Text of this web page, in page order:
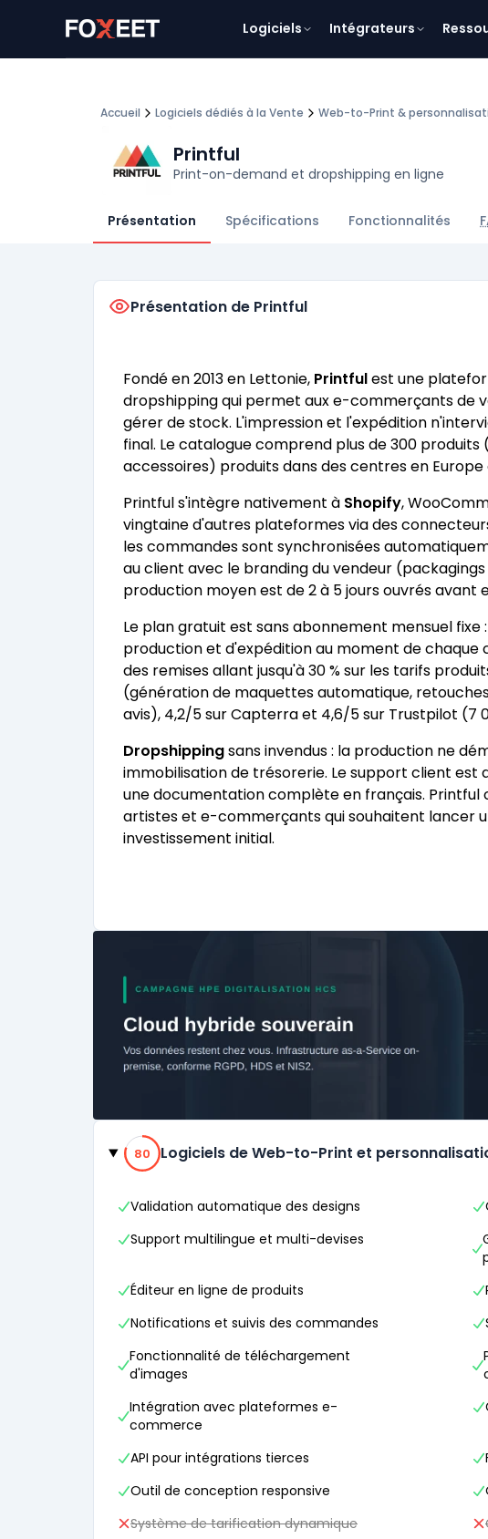
Logiciels Intégrateurs
Accueil Logiciels dédiés à la Vente Web-to-Print &
Printful
Print-on-demand et dropshipping en ligne
Présentation Spécifications Fonctionnalités
Présentation de Printful
Fondé en 2013 en Lettonie, Printfulest une
dropshipping qui permet aux e-commerçants de
gérer de stock. L'impression et l'expédition
final. Le catalogue comprend plus de 300
accessoires) produits dans des centres en Europe
Printful s'intègre nativement à Shopify,
vingtaine d'autres plateformes via des
les commandes sont synchronisées
au client avec le branding du vendeur
production moyen est de 2 à 5 jours ouvrés avant
Le plan gratuit est sans abonnement mensuel fixe
production et d'expédition au moment de
des remises allant jusqu'à 30 % sur les tarifs
(génération de maquettes automatique,
avis), 4,2/5 sur Capterra et 4,6/5 sur Trustpilot (7
Dropshippingsans invendus : la production ne
immobilisation de trésorerie. Le support client
une documentation complète en français. Printful
artistes et e-commerçants qui souhaitent lancer
investissement initial.
Catégories
80% de compatibilité
80 Logiciels de Web-to-Print et
Validation automatique des designs
Support multilingue et multi-devises
Éditeur en ligne de produits
Notifications et suivis des commandes
Fonctionnalité de téléchargement
d'images
Intégration avec plateformes e-
commerce
API pour intégrations tierces
Outil de conception responsive
Système de tarification dynamique